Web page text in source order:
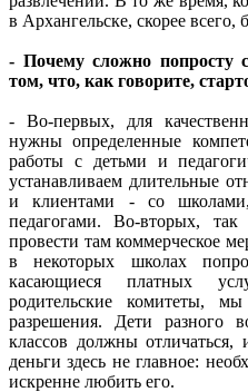
в Архангельске, скорее всего,
- Почему сложно попросту
том, что, как говорите,
- Во-первых, для
нужны определенные
работы с детьми и
устанавливаем длительные
и клиентами - со школами,
педагогами. Во-вторых,
провести там коммерческое
в некоторых школах
касающиеся платных
родительские комитеты,
разрешения. Дети разного
классов должны
деньги здесь не главное:
искренне любить его.